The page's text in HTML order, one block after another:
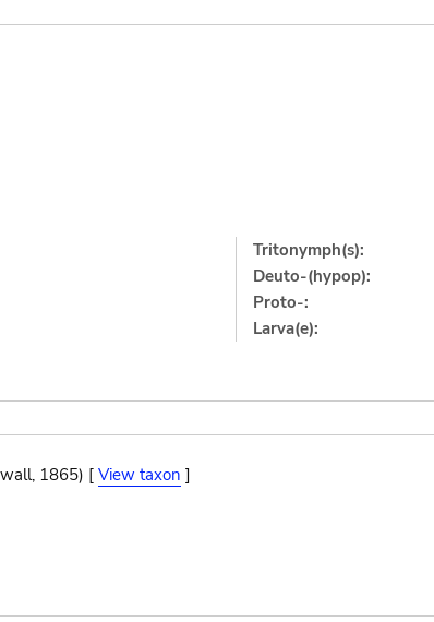
Tritonymph(s):
Deuto-(hypop):
Proto-:
Larva(e):
1865) [ View taxon ]